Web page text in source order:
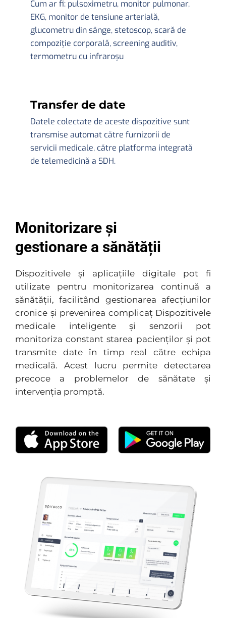
Cum ar fi: pulsoximetru, monitor pulmonar,
EKG, monitor de tensiune arterială,
glucometru din sânge, stetoscop, scară de
compoziție corporală, screening auditiv,
termometru cu infraroșu
Transfer de date
Datele colectate de aceste dispozitive sunt
transmise automat către furnizorii de
servicii medicale, către platforma integrată
de telemedicină a SDH.
Monitorizare și
gestionare a sănătății
Dispozitivele și aplicațiile digitale pot fi
utilizate pentru monitorizarea continuă a
sănătății, facilitând gestionarea afecțiunilor
cronice și prevenirea complicaț Dispozitivele
medicale inteligente și senzorii pot
monitoriza constant starea pacienților și pot
transmite date în timp real către echipa
medicală. Acest lucru permite detectarea
precoce a problemelor de sănătate și
intervenția promptă.